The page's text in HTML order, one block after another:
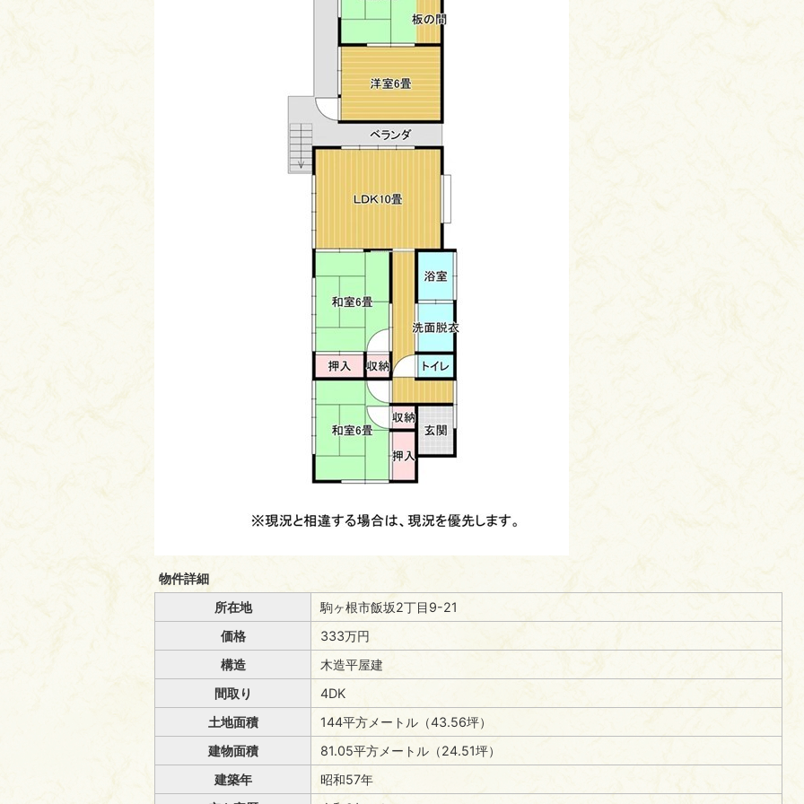
物件詳細
所在地
駒ヶ根市飯坂2丁目9-21
価格
333万円
構造
木造平屋建
間取り
4DK
土地面積
144平方メートル（43.56坪）
建物面積
81.05平方メートル（24.51坪）
建築年
昭和57年